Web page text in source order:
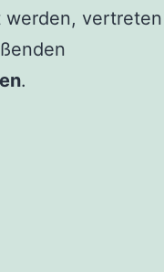
werden, vertreten
.